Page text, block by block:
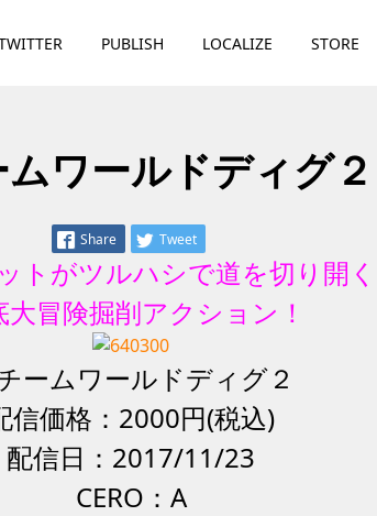
PUBLISH LOCALIZE STORE
ワールドディグ２
Share Tweet
トがツルハシで道を切り開
大冒険掘削アクション！
ームワールドディグ２
信価格：2000円(税込)
配信日：2017/11/23
CERO：A